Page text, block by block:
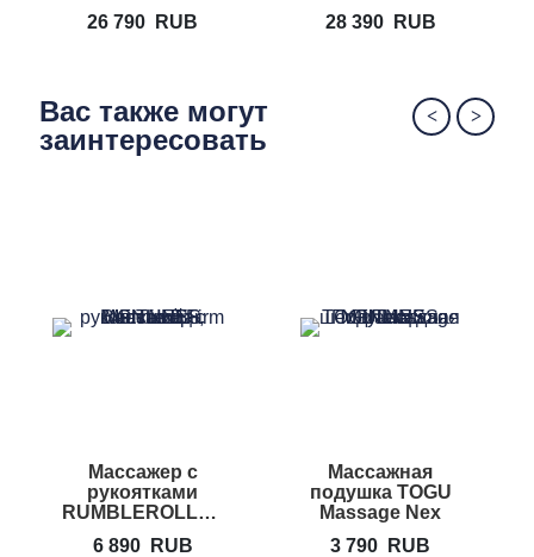
26 790
RUB
28 390
RUB
Вас также могут
заинтересовать
Массажер с
рукоятками
RUMBLEROLLER
6 890 RUB
Массажная
подушка TOGU
Massage Nex
3 790
RUB